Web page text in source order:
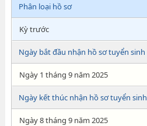
Phân loại hồ sơ
Kỳ trước
Ngày bắt đầu nhận hồ sơ tuyển sinh
Ngày 1 tháng 9 năm 2025
Ngày kết thúc nhận hồ sơ tuyển sinh
Ngày 8 tháng 9 năm 2025